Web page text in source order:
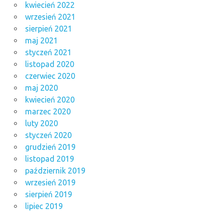
kwiecień 2022
wrzesień 2021
sierpień 2021
maj 2021
styczeń 2021
listopad 2020
czerwiec 2020
maj 2020
kwiecień 2020
marzec 2020
luty 2020
styczeń 2020
grudzień 2019
listopad 2019
październik 2019
wrzesień 2019
sierpień 2019
lipiec 2019